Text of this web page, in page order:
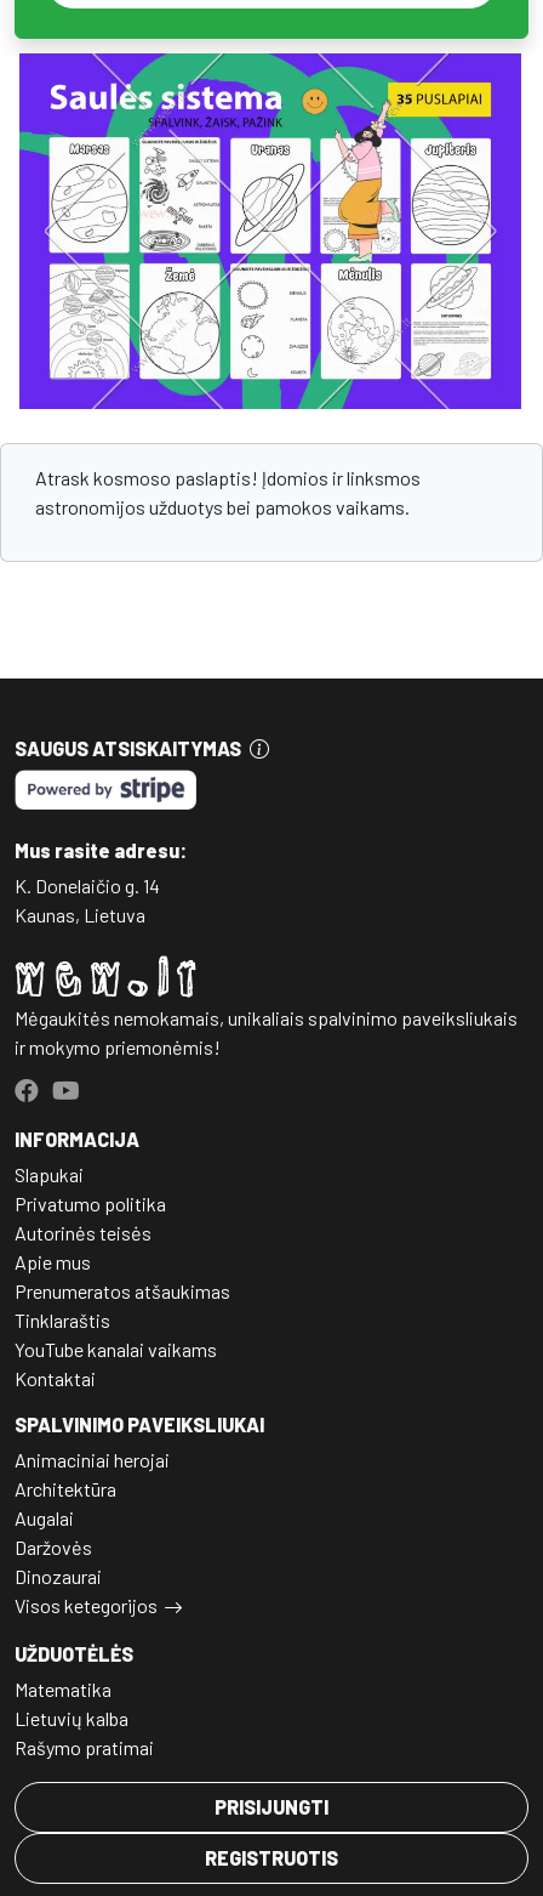
Atrask kosmoso paslaptis! Įdomios ir linksmos
astronomijos užduotys bei pamokos vaikams.
SAUGUS ATSISKAITYMAS
Mus rasite adresu:
K. Donelaičio g. 14
Kaunas, Lietuva
Mėgaukitės nemokamais, unikaliais spalvinimo paveiksliukais
ir mokymo priemonėmis!
INFORMACIJA
Slapukai
Privatumo politika
Autorinės teisės
Apie mus
Prenumeratos atšaukimas
Tinklaraštis
YouTube kanalai vaikams
Kontaktai
SPALVINIMO PAVEIKSLIUKAI
Animaciniai herojai
Architektūra
Augalai
Daržovės
Dinozaurai
Visos ketegorijos
UŽDUOTĖLĖS
Matematika
Lietuvių kalba
Rašymo pratimai
PRISIJUNGTI
REGISTRUOTIS